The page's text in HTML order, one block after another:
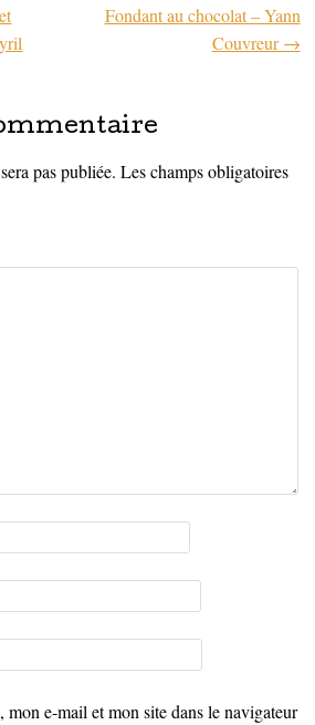
articles
Fondant au chocolat – Yann
Couvreur→
pas publiée. Les champs obligatoires
mon e-mail et mon site dans le navigateur